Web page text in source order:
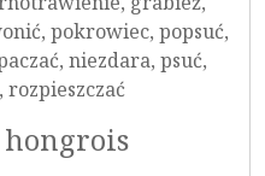
pokrowiec, popsuć,
niezdara, psuć,
rozpieszczać
hongrois